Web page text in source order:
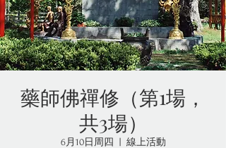
藥師佛禪修（第1場，
共3場）
6月10日周四 線上活動